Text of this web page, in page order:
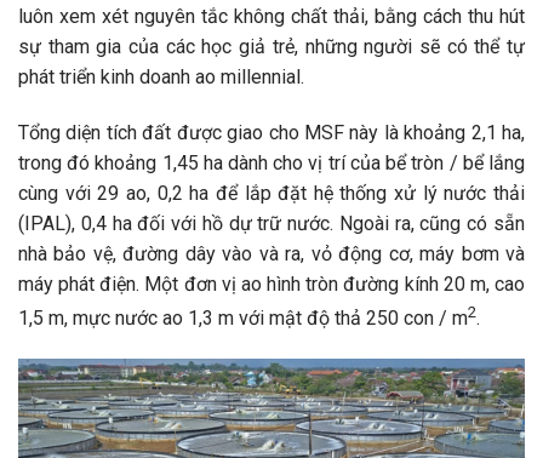
luôn xem xét nguyên tắc không chất thải, bằng cách thu hút
sự tham gia của các học giả trẻ, những người sẽ có thể tự
phát triển kinh doanh ao millennial.
Tổng diện tích đất được giao cho MSF này là khoảng 2,1 ha,
trong đó khoảng 1,45 ha dành cho vị trí của bể tròn / bể lắng
cùng với 29 ao, 0,2 ha để lắp đặt hệ thống xử lý nước thải
(IPAL), 0,4 ha đối với hồ dự trữ nước. Ngoài ra, cũng có sẵn
nhà bảo vệ, đường dây vào và ra, vỏ động cơ, máy bơm và
máy phát điện. Một đơn vị ao hình tròn đường kính 20 m, cao
1,5 m, mực nước ao 1,3 m với mật độ thả 250 con / m2.